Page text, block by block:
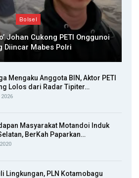
Bolsel
Johan Cukong PETI Onggunoi
Diincar Mabes Polri
Mengaku Anggota BIN, Aktor PETI
Lolos dari Radar Tipiter…
Masyarakat Motandoi Induk
BerKah Paparkan…
Lingkungan, PLN Kotamobagu